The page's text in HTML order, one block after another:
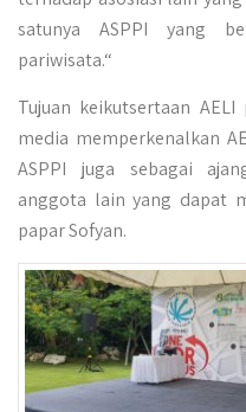
satunya ASPPI yang
pariwisata.“
Tujuan keikutsertaan
media memperkenalkan
ASPPI juga sebagai
anggota lain yang dapat
papar Sofyan.